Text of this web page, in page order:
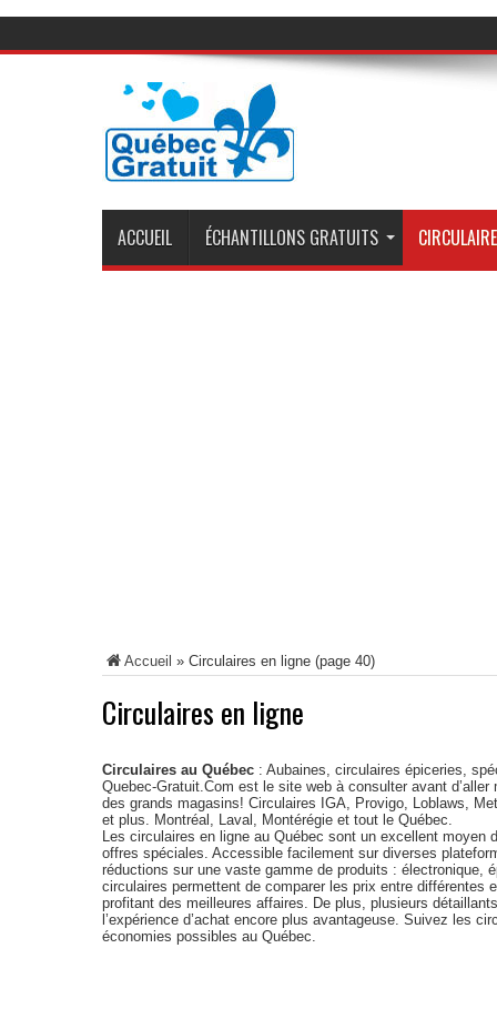
ACCUEIL ÉCHANTILLONS GRATUITS
Accueil » Circulaires en ligne (page 40)
Circulaires en ligne
Circulaires au Québec : Aubaines, circulaires épiceries,
Quebec-Gratuit.Com est le site web à consulter avant
des grands magasins! Circulaires IGA, Provigo, Loblaws,
et plus. Montréal, Laval, Montérégie et tout le Québec.
Les circulaires en ligne au Québec sont un excellent moyen
offres spéciales. Accessible facilement sur diverses
réductions sur une vaste gamme de produits : électronique,
circulaires permettent de comparer les prix entre différentes
profitant des meilleures affaires. De plus, plusieurs
l’expérience d’achat encore plus avantageuse. Suivez les
économies possibles au Québec.